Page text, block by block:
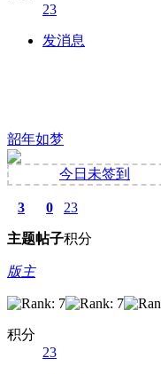
23
发消息
韶年如梦
今日未签到
3
主题
0
帖子
23
积分
版主
积分
23